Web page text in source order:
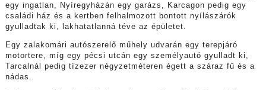
egy ingatlan, Nyíregyházán egy garázs, Karcagon pedig egy
családi ház és a kertben felhalmozott bontott nyílászárók
gyulladtak ki, lakhatatlanná téve az épületet.
Egy zalakomári autószerelő műhely udvarán egy terepjáró
motortere, míg egy pécsi utcán egy személyautó gyulladt ki,
Tarcalnál pedig tízezer négyzetméteren égett a száraz fű és a
nádas.